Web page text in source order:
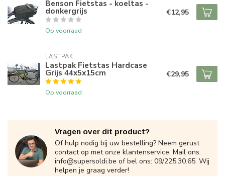
Benson Fietstas - koeltas -
donkergrijs
Op voorraad
€12,95
LASTPAK
Lastpak Fietstas Hardcase
Grijs 44x5x15cm
Op voorraad
€29,95
Vragen over dit product?
Of hulp nodig bij uw bestelling? Neem gerust
contact op met onze klantenservice. Mail ons:
info@supersoldi.be of bel ons: 09/225.30.65. Wij
helpen je graag verder!